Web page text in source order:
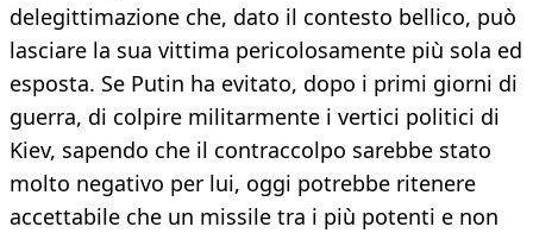
delegittimazione che, dato il contesto bellico, può
lasciare la sua vittima pericolosamente più sola ed
esposta. Se Putin ha evitato, dopo i primi giorni di
guerra, di colpire militarmente i vertici politici di
Kiev, sapendo che il contraccolpo sarebbe stato
molto negativo per lui, oggi potrebbe ritenere
accettabile che un missile tra i più potenti e non